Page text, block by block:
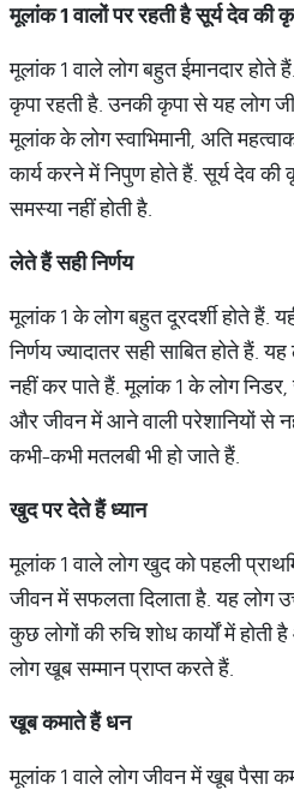
मूलांक 1 वालों पर रहती है सूर्य देव की
मूलांक 1 वाले लोग बहुत ईमानदार होते
कृपा रहती है. उनकी कृपा से यह लोग
मूलांक के लोग स्वाभिमानी, अति
कार्य करने में निपुण होते हैं. सूर्य देव
समस्या नहीं होती है.
लेते हैं सही निर्णय
मूलांक 1 के लोग बहुत दूरदर्शी होते हैं.
निर्णय ज्यादातर सही साबित होते हैं.
नहीं कर पाते हैं. मूलांक 1 के लोग निडर,
और जीवन में आने वाली परेशानियों से
कभी-कभी मतलबी भी हो जाते हैं.
खुद पर देते हैं ध्यान
मूलांक 1 वाले लोग खुद को पहली
जीवन में सफलता दिलाता है. यह लोग
कुछ लोगों की रुचि शोध कार्यों में
लोग खूब सम्मान प्राप्त करते हैं.
खूब कमाते हैं धन
मूलांक 1 वाले लोग जीवन में खूब पैसा